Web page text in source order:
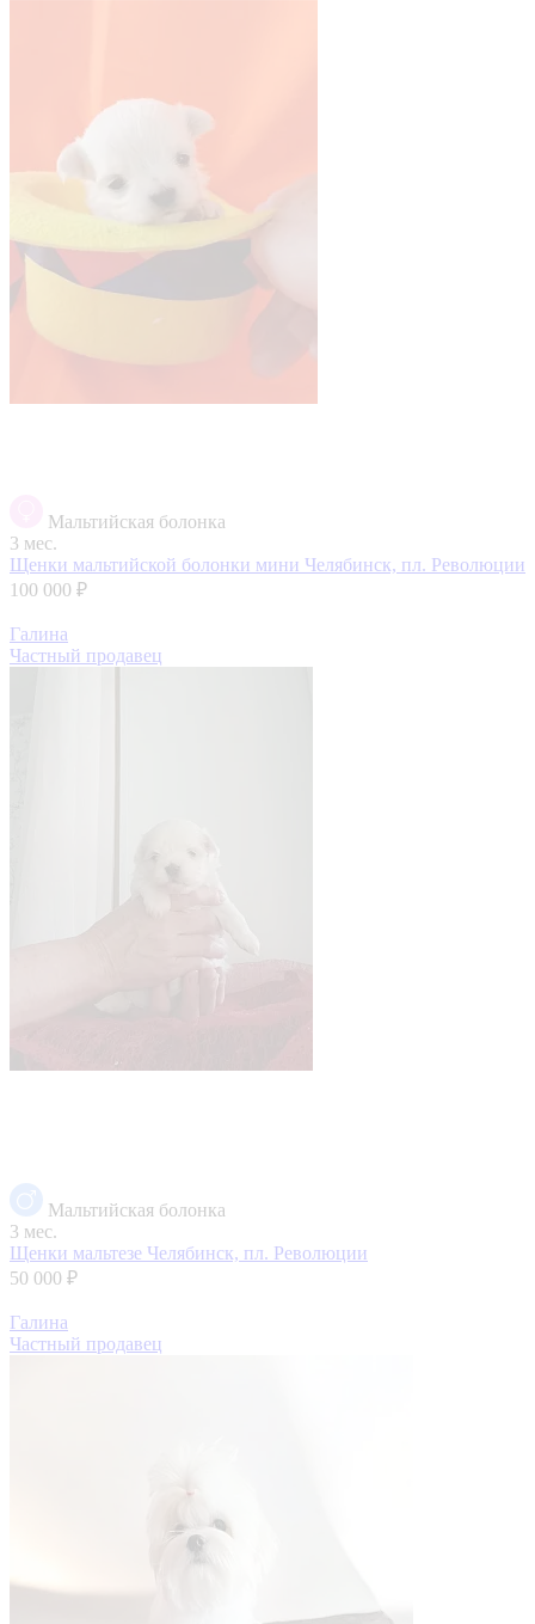
Мальтийская болонка
3 мес.
Щенки мальтийской болонки мини Челябинск, пл. Революции
100 000 ₽
Галина
Частный продавец
Мальтийская болонка
3 мес.
Щенки мальтезе Челябинск, пл. Революции
50 000 ₽
Галина
Частный продавец